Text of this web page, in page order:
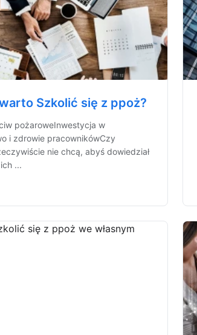
Szkolić się z ppoż?
pożaroweInwestycja w
i zdrowie pracownikówCzy
nie chcą, abyś dowiedział
...